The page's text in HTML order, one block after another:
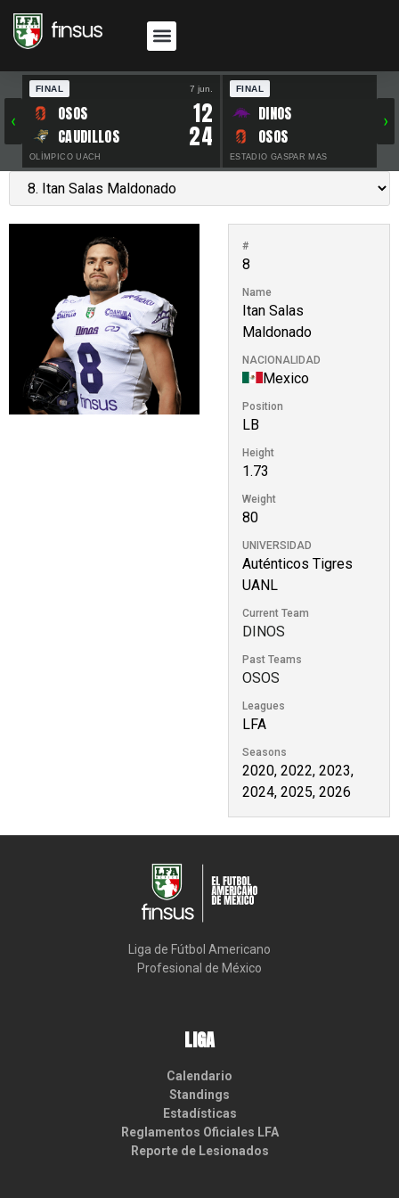
‹
FINAL 7 jun.
OSOS 12
CAUDILLOS 24
OLÍMPICO UACH
FINAL
DINOS
OSOS
ESTADIO GASPAR MAS
›
#
8
Name
Itan Salas
Maldonado
NACIONALIDAD
Mexico
Position
LB
Height
1.73
Weight
80
UNIVERSIDAD
Auténticos Tigres
UANL
Current Team
DINOS
Past Teams
OSOS
Leagues
LFA
Seasons
2020, 2022, 2023,
2024, 2025, 2026
Liga de Fútbol Americano
Profesional de México
LIGA
Calendario
Standings
Estadísticas
Reglamentos Oficiales LFA
Reporte de Lesionados